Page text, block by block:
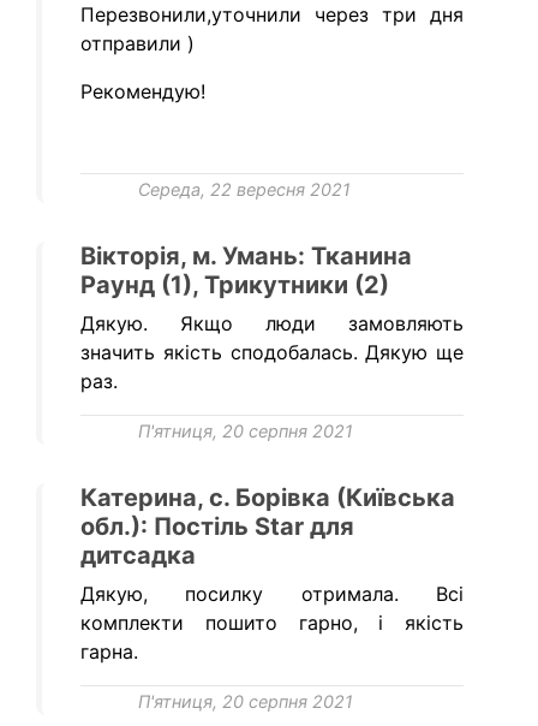
Перезвонили,уточнили через три дня
отправили )
Рекомендую!
Середа, 22 вересня 2021
Вікторія, м. Умань: Тканина
Раунд (1), Трикутники (2)
Дякую. Якщо люди замовляють
значить якість сподобалась. Дякую ще
раз.
П'ятниця, 20 серпня 2021
Катерина, с. Борівка (Київська
обл.): Постіль Star для
дитсадка
Дякую, посилку отримала. Всі
комплекти пошито гарно, і якість
гарна.
П'ятниця, 20 серпня 2021